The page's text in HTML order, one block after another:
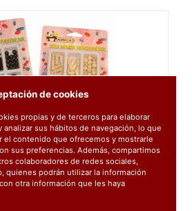
MADERA SERIE GRANDE
de cookies
propias y de terceros para elaborar
sus hábitos de navegación, lo que
el contenido que ofrecemos y mostrarle
sus preferencias. Además, compartimos
colaboradores de redes sociales,
quienes podrán utilizar la información
otra información que les haya